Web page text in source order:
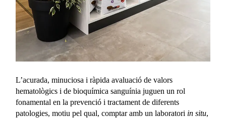
L’acurada, minuciosa i ràpida avaluació de valors
hematològics i de bioquímica sanguínia juguen un rol
fonamental en la prevenció i tractament de diferents
patologies, motiu pel qual, comptar amb un laboratori in situ,